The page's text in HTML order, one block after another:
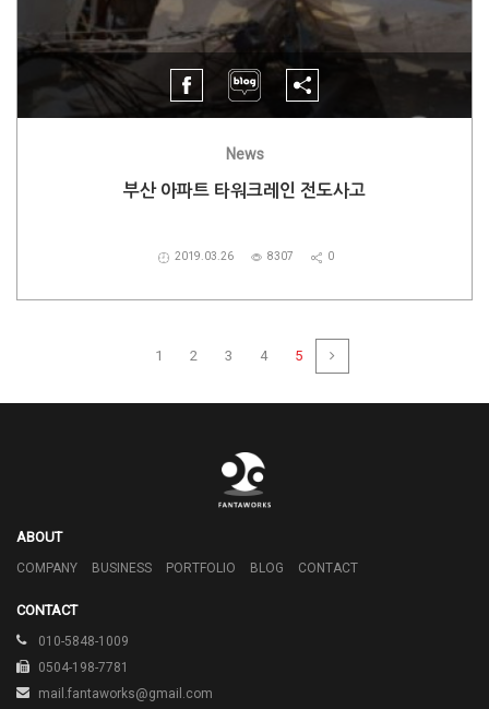
News
부산 아파트 타워크레인 전도사고
2019.03.26 8307 0
1 2 3 4 5
ABOUT
COMPANY BUSINESS PORTFOLIO BLOG CONTACT
CONTACT
010-5848-1009
0504-198-7781
mail.fantaworks@gmail.com